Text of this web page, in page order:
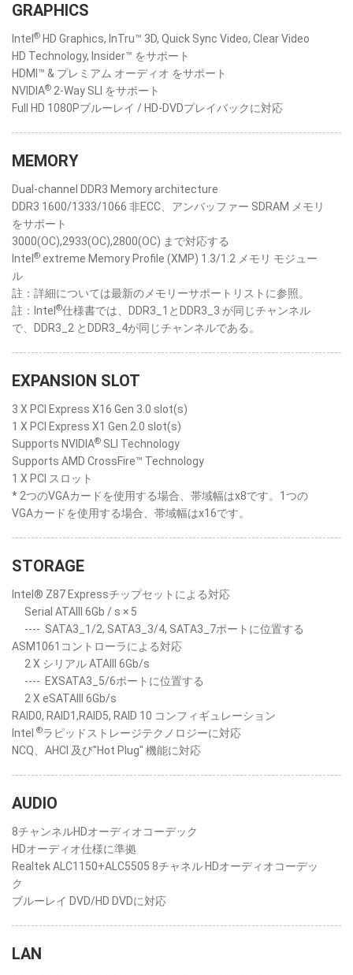
GRAPHICS
Intel ® HD Graphics, InTru™ 3D, Quick Sync Video, Clear Video
HD Technology, Insider™ をサポート
HDMI™ & プレミアム オーディオ をサポート
NVIDIA® 2-Way SLI をサポート
Full HD 1080Pブルーレイ / HD-DVDプレイバックに対応
MEMORY
Dual-channel DDR3 Memory architecture
DDR3 1600/1333/1066 非ECC、アンバッファー SDRAM メモリ
をサポート
3000(OC),2933(OC),2800(OC) まで対応する
Intel ® extreme Memory Profile (XMP) 1.3/1.2 メモリ モジュー
ル
註：詳細については最新のメモリーサポートリストに参照。
註：Intel ®仕様書では、DDR3_1とDDR3_3 が同じチャンネル
で、DDR3_2 とDDR3_4が同じチャンネルである。
EXPANSION SLOT
3 X PCI Express X16 Gen 3.0 slot(s)
1 X PCI Express X1 Gen 2.0 slot(s)
Supports NVIDIA® SLI Technology
Supports AMD CrossFire™ Technology
1 X PCI スロット
* 2つのVGAカードを使用する場合、帯域幅はx8です。1つの
VGAカードを使用する場合、帯域幅はx16です。
STORAGE
Intel® Z87 Expressチップセットによる対応
Serial ATAIII 6Gb / s × 5
---- SATA3_1/2, SATA3_3/4, SATA3_7ポートに位置する
ASM1061コントローラによる対応
2 X シリアル ATAIII 6Gb/s
---- EXSATA3_5/6ポートに位置する
2 X eSATAIII 6Gb/s
RAID0, RAID1,RAID5, RAID 10 コンフィギュレーション
Intel ®ラピッドストレージテクノロジーに対応
NCQ、AHCI 及び"Hot Plug" 機能に対応
AUDIO
8チャンネルHDオーディオコーデック
HDオーディオ仕様に準拠
Realtek ALC1150+ALC5505 8チャネル HDオーディオコーデッ
ク
ブルーレイ DVD/HD DVDに対応
LAN